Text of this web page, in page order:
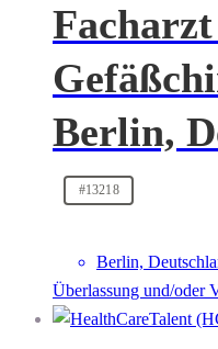
Berlin,
#13218
Berlin,
Überlassung und/oder